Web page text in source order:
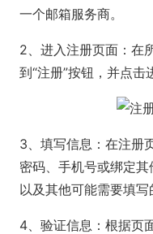
一个邮箱服务商。
2、进入注册页面：在
到“注册”按钮，并点击
3、填写信息：在注册
密码、手机号或绑定其
以及其他可能需要填写
4、验证信息：根据页